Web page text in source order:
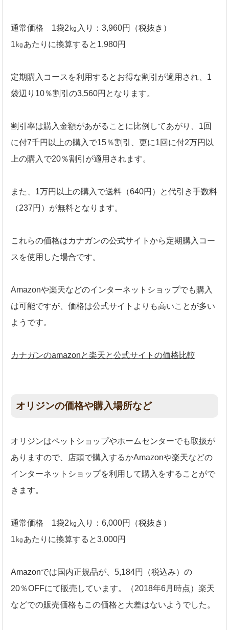
通常価格 1袋2㎏入り：3,960円（税抜き）
1㎏あたりに換算すると1,980円
定期購入コースを利用するとお得な割引が適用され、1
袋辺り10％割引の3,560円となります。
割引率は購入金額があがることに比例してあがり、1回
に付7千円以上の購入で15％割引、更に1回に付2万円以
上の購入で20％割引が適用されます。
また、1万円以上の購入で送料（640円）と代引き手数料
（237円）が無料となります。
これらの価格はカナガンの公式サイトから定期購入コー
スを使用した場合です。
Amazonや楽天などのインターネットショップでも購入
は可能ですが、価格は公式サイトよりも高いことが多い
ようです。
カナガンのamazonと楽天と公式サイトの価格比較
オリジンの価格や購入場所など
オリジンはペットショップやホームセンターでも取扱が
ありますので、店頭で購入するかAmazonや楽天などの
インターネットショップを利用して購入をすることがで
きます。
通常価格 1袋2㎏入り：6,000円（税抜き）
1㎏あたりに換算すると3,000円
Amazonでは国内正規品が、5,184円（税込み）の
20％OFFにて販売しています。（2018年6月時点）楽天
などでの販売価格もこの価格と大差はないようでした。